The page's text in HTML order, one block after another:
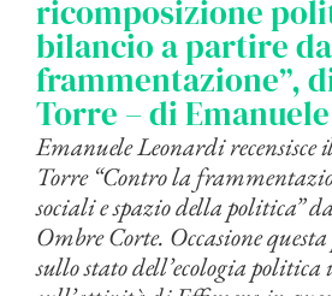
ricomposizione
bilancio a partire
frammentazione”,
Torre – di
Emanuele Leonardi
Torre “Contro la
sociali e spazio della politica”
Ombre Corte. Occasione
sullo stato dell’ecologia